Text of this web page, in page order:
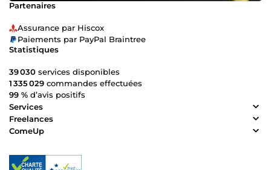
Partenaires
Assurance par Hiscox
Paiements par PayPal Braintree
Statistiques
39 030 services disponibles
1 335 029 commandes effectuées
99 % d’avis positifs
Services
Freelances
ComeUp